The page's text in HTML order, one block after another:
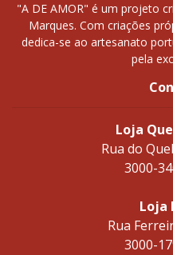
"A DE AMOR" é um projeto
Marques. Com criações
dedica-se ao artesanato
pela
Loja
Rua do
3000-
Loja
Rua
3000-